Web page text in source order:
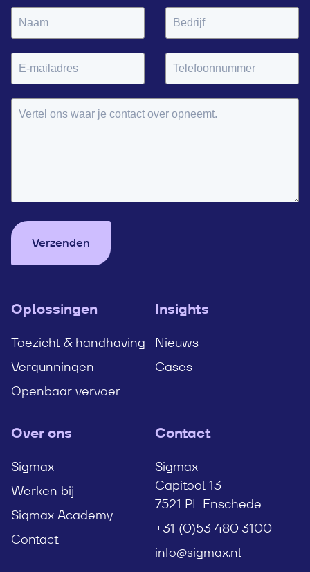
Verzenden
Oplossingen
Toezicht & handhaving
Vergunningen
Openbaar vervoer
Insights
Nieuws
Cases
Over ons
Sigmax
Werken bij
Sigmax Academy
Contact
Contact
Sigmax
Capitool 13
7521 PL Enschede
+31 (0)53 480 3100
info@sigmax.nl